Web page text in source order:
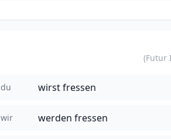
du wirst fressen
wir werden fressen